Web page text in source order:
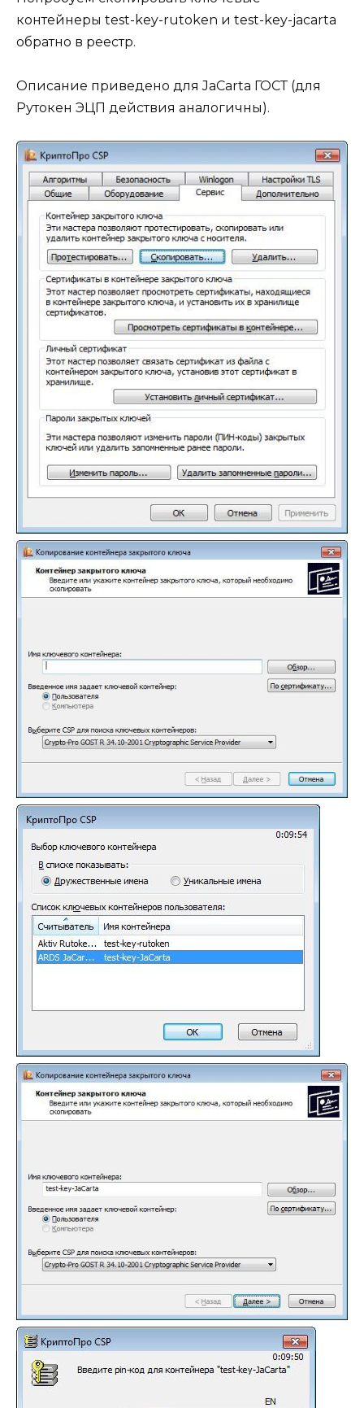
контейнеры test-key-rutoken и test-key-jacarta
обратно в реестр.
Описание приведено для JaCarta ГОСТ (для
Рутокен ЭЦП действия аналогичны).